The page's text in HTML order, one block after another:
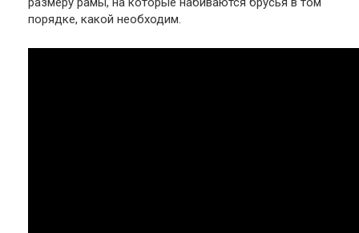
порядке, какой необходим.